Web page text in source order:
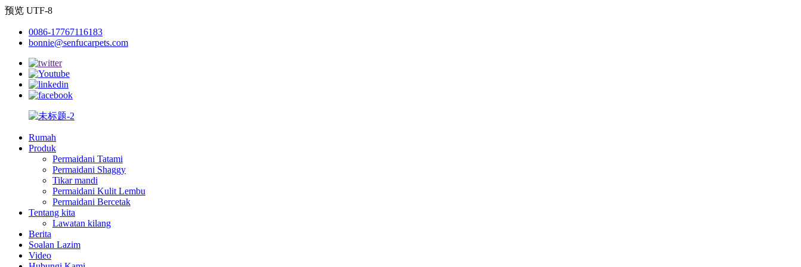
预览 UTF-8
0086-17767116183
bonnie@senfucarpets.com
Rumah
Produk
Permaidani Tatami
Permaidani Shaggy
Tikar mandi
Permaidani Kulit Lembu
Permaidani Bercetak
Tentang kita
Lawatan kilang
Berita
Soalan Lazim
Video